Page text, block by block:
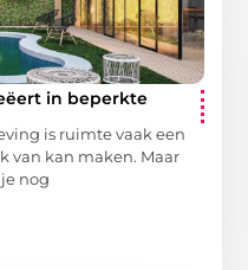
in beperkte
is ruimte vaak een
van kan maken. Maar
nog